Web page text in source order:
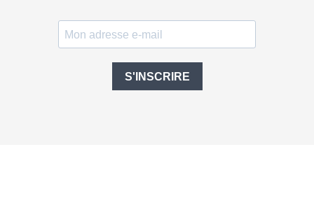
S'INSCRIRE